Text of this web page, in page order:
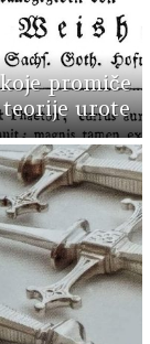
promiče
teorije urote